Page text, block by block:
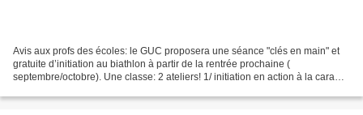
Avis aux profs des écoles: le GUC proposera une séance "clés en main" et
gratuite d’initiation au biathlon à partir de la rentrée prochaine (
septembre/octobre). Une classe: 2 ateliers! 1/ initiation en action à la cara